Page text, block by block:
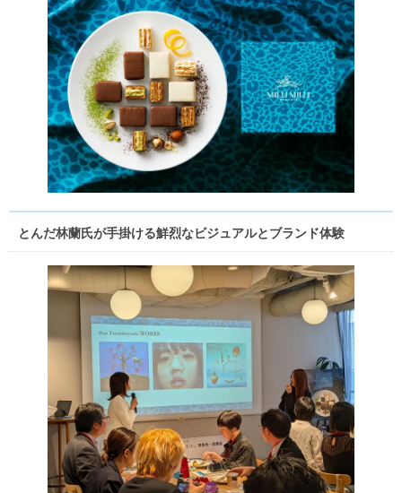
とんだ林蘭氏が手掛ける鮮烈なビジュアルとブランド体験